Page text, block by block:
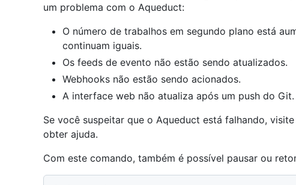
um problema com o Aqueduct:
O número de trabalhos em segundo plano está
continuam iguais.
Os feeds de evento não estão sendo atualizados.
Webhooks não estão sendo acionados.
A interface web não atualiza após um push do Git.
Se você suspeitar que o Aqueduct está falhando, visite
obter ajuda.
Com este comando, também é possível pausar ou